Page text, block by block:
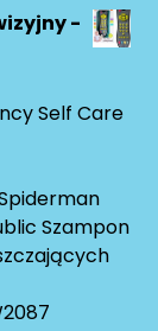
-
Self Care
Szampon